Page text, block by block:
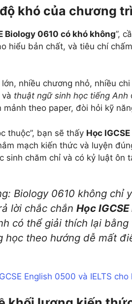
khó của chương
Biology 0610 có khó không”,
hiểu bản chất, và tiêu chí
nhiều chương nhỏ, nhiều
thuật ngữ sinh học tiếng Anh
mảnh theo paper, đòi hỏi kỹ
thuộc”, bạn sẽ thấy Học
mạch kiến thức và luyện
sinh chăm chỉ và có kỷ luật ôn
Biology 0610 không chỉ
lời chắc chắn Học
có thể giải thích lại
học theo hướng dễ mất
English 0500 và IELTS